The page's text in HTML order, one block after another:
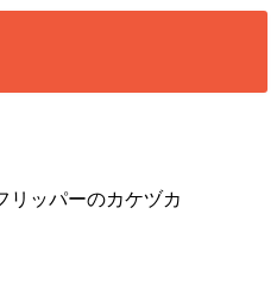
リッパーのカケヅカ